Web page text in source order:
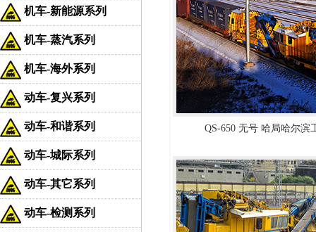
机车-新能源系列
机车-蒸汽系列
机车-海外系列
动车-复兴系列
动车-和谐系列
动车-城际系列
动车-其它系列
动车-检测系列
QS-650 无号 哈局哈尔滨